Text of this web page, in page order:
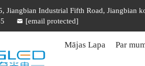
Jiangbian Industrial Fifth Road, Jiangbian
[email protected]
Mājas Lapa Par